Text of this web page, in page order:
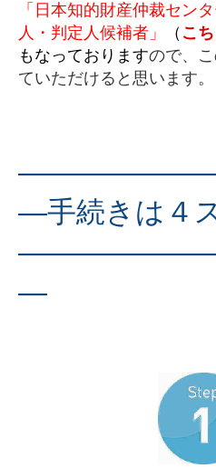
「日本知的財産仲裁セン
人・判定人候補者」
（ こ
もなっておりますので、
ていただけると思います。
—手続きは４
—